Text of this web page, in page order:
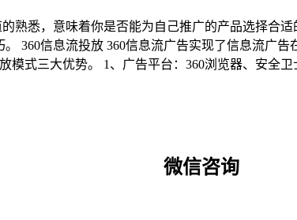
熟悉，意味着你是否能为自己推广的产品选择合
360信息流投放 360信息流广告实现了信息流广
模式三大优势。 1、广告平台：360浏览器、安全
微信咨询